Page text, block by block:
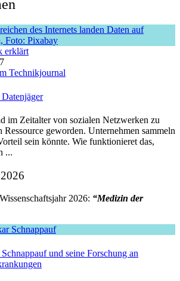
erklärt
Technikjournal
im Zeitalter von sozialen Netzwerken zu
geworden. Unternehmen sammeln
sein könnte. Wie funktionieret das,
...
2026: “Medizin der
und seine Forschung an